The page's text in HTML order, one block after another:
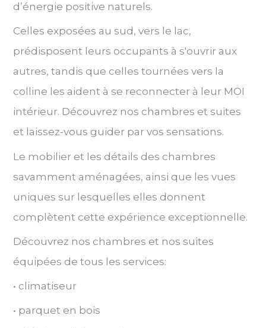
d’énergie positive naturels.
Celles exposées au sud, vers le lac,
prédisposent leurs occupants à s'ouvrir aux
autres, tandis que celles tournées vers la
colline les aident à se reconnecter à leur MOI
intérieur. Découvrez nos chambres et suites
et laissez-vous guider par vos sensations.
Le mobilier et les détails des chambres
savamment aménagées, ainsi que les vues
uniques sur lesquelles elles donnent
complètent cette expérience exceptionnelle.
Découvrez nos chambres et nos suites
équipées de tous les services:
• climatiseur
• parquet en bois